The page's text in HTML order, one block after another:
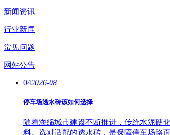
新闻资讯
行业新闻
常见问题
网站公告
042026-08
停车场透水砖该如何选择
随着海绵城市建设不断推进，传统水泥硬
料。选对适配的透水砖，是保障停车场路